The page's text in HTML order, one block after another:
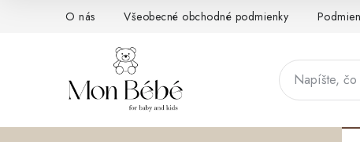
O nás Všeobecné obchodné podmienky